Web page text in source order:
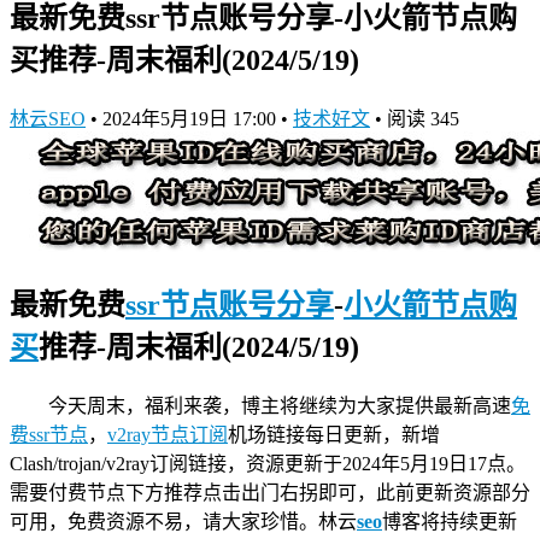
最新免费ssr节点账号分享-小火箭节点购
买推荐-周末福利(2024/5/19)
林云SEO • 2024年5月19日 17:00 • 技术好文 • 阅读 345
最新免费ssr节点账号分享-小火箭节点购
买推荐-周末福利(2024/5/19)
今天周末，福利来袭，博主将继续为大家提供最新高速免
费ssr节点， v2ray节点订阅机场链接每日更新，新增
Clash/trojan/v2ray订阅链接，资源更新于2024年5月19日17点。
需要付费节点下方推荐点击出门右拐即可，此前更新资源部分
可用，免费资源不易，请大家珍惜。林云seo博客将持续更新